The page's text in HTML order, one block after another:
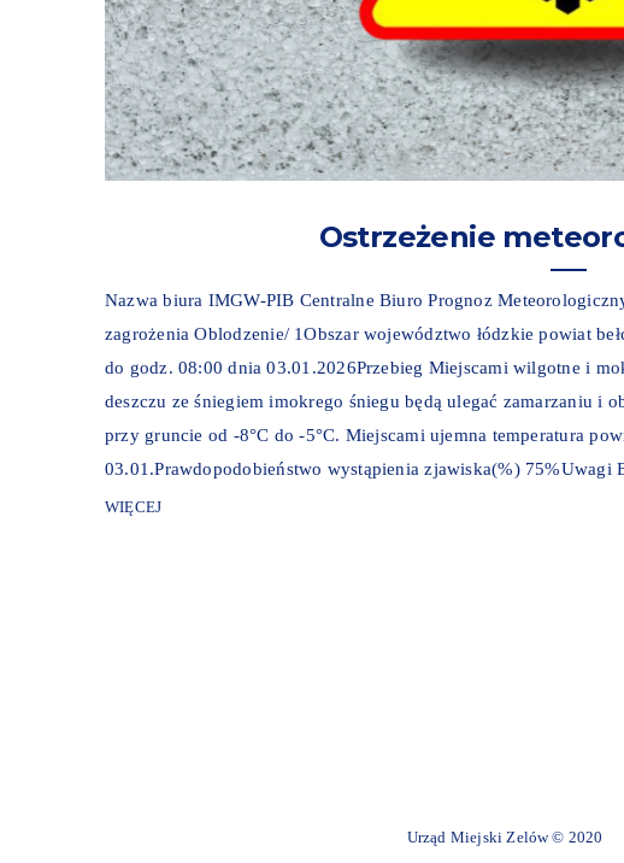
Ostrzeżenie
Nazwa biura IMGW-PIB Centralne Biuro Prognoz
zagrożenia Oblodzenie/ 1Obszar województwo łódzkie powiat
do godz. 08:00 dnia 03.01.2026Przebieg Miejscami wilgotne i
deszczu ze śniegiem imokrego śniegu będą ulegać zamarzaniu i
przy gruncie od -8°C do -5°C. Miejscami ujemna temperatura
03.01.Prawdopodobieństwo wystąpienia zjawiska(%) 75%Uwagi
WIĘCEJ
Urząd